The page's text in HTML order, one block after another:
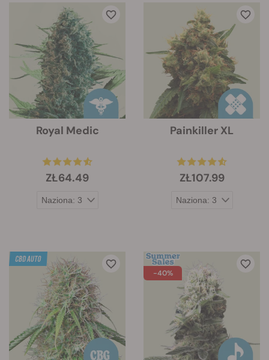
Royal Medic
ZŁ64.49
Painkiller XL
ZŁ107.99
-40%